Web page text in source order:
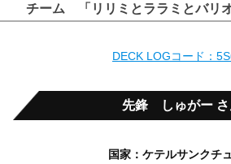
チーム 「リリミとララミとバリ
DECK LOGコード：
先鋒 しゅがー さ
国家：ケテルサンクチ